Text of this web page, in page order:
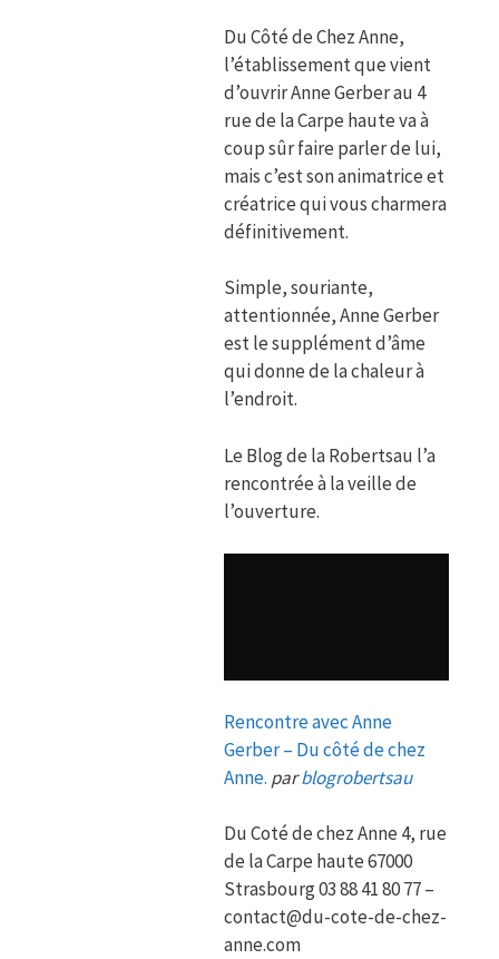
Du Côté de Chez Anne,
l’établissement que vient
d’ouvrir Anne Gerber au 4
rue de la Carpe haute va à
coup sûr faire parler de lui,
mais c’est son animatrice et
créatrice qui vous charmera
définitivement.
Simple, souriante,
attentionnée, Anne Gerber
est le supplément d’âme
qui donne de la chaleur à
l’endroit.
Le Blog de la Robertsau l’a
rencontrée à la veille de
l’ouverture.
Rencontre avec Anne
Gerber – Du côté de chez
Anne. parblogrobertsau
Du Coté de chez Anne 4, rue
de la Carpe haute 67000
Strasbourg 03 88 41 80 77 –
contact@du-cote-de-chez-
anne.com